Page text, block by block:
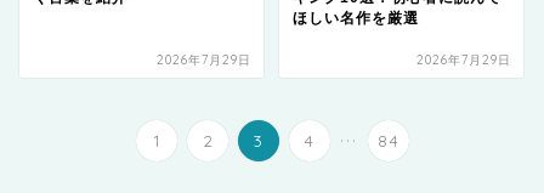
2026年7月29日
ほしい名作を厳選
2026年7月29日
1 2 3 4 ... 84